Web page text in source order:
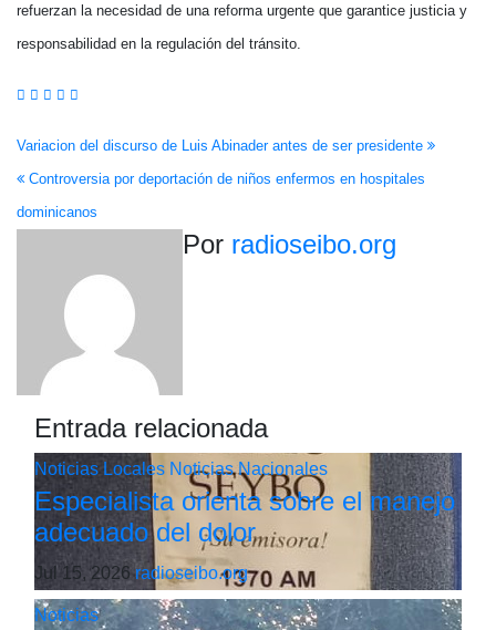
refuerzan la necesidad de una reforma urgente que garantice justicia y
responsabilidad en la regulación del tránsito.
Navegación
de
entradas
Variacion del discurso de Luis Abinader antes de ser presidente
Controversia por deportación de niños enfermos en hospitales
dominicanos
Por radioseibo.org
Entrada relacionada
Noticias Locales Noticias Nacionales
Especialista orienta sobre el manejo
adecuado del dolor
Jul 15, 2026radioseibo.org
Noticias